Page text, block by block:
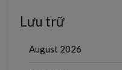
Lưu trữ
August 2026